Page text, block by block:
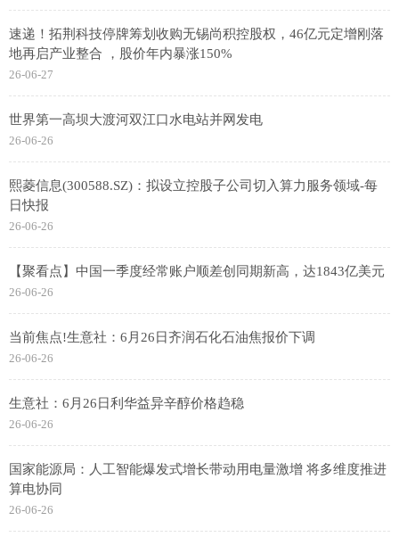
速递！拓荆科技停牌筹划收购无锡尚积控股权，46亿元定增刚落
地再启产业整合 ，股价年内暴涨150%
26-06-27
世界第一高坝大渡河双江口水电站并网发电
26-06-26
熙菱信息(300588.SZ)：拟设立控股子公司切入算力服务领域-每
日快报
26-06-26
【聚看点】中国一季度经常账户顺差创同期新高，达1843亿美元
26-06-26
当前焦点!生意社：6月26日齐润石化石油焦报价下调
26-06-26
生意社：6月26日利华益异辛醇价格趋稳
26-06-26
国家能源局：人工智能爆发式增长带动用电量激增 将多维度推进
算电协同
26-06-26